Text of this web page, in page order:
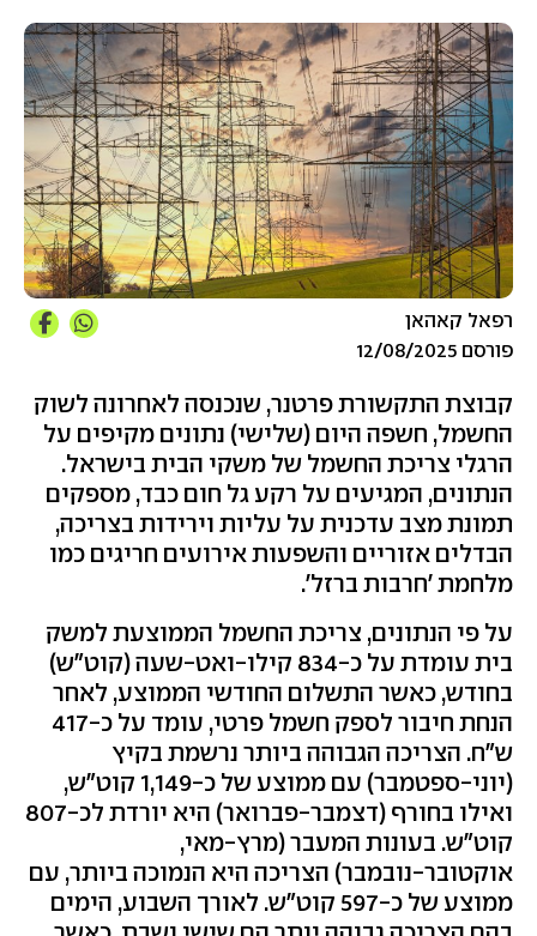
רפאל קאהאן
פורסם 12/08/2025
קבוצת התקשורת פרטנר, שנכנסה לאחרונה לשוק
החשמל, חשפה היום (שלישי) נתונים מקיפים על
הרגלי צריכת החשמל של משקי הבית בישראל.
הנתונים, המגיעים על רקע גל חום כבד, מספקים
תמונת מצב עדכנית על עליות וירידות בצריכה,
הבדלים אזוריים והשפעות אירועים חריגים כמו
מלחמת 'חרבות ברזל'.
על פי הנתונים, צריכת החשמל הממוצעת למשק
בית עומדת על כ-834 קילו-ואט-שעה (קוט"ש)
בחודש, כאשר התשלום החודשי הממוצע, לאחר
הנחת חיבור לספק חשמל פרטי, עומד על כ-417
ש"ח. הצריכה הגבוהה ביותר נרשמת בקיץ
(יוני-ספטמבר) עם ממוצע של כ-1,149 קוט"ש,
ואילו בחורף (דצמבר-פברואר) היא יורדת לכ-807
קוט"ש. בעונות המעבר (מרץ-מאי,
אוקטובר-נובמבר) הצריכה היא הנמוכה ביותר, עם
ממוצע של כ-597 קוט"ש. לאורך השבוע, הימים